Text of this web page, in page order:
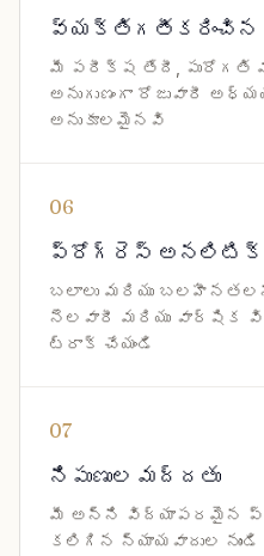
వ్యక్తిగతీకరించిన
మీ పరీక్ష తేదీ, పురోగతి
అనుగుణంగా రోజువారీ
అనుకూలమైనవి
06
ప్రోగ్రెస్
బలాలు మరియు
నెలవారీ మరియు వార్షిక
ట్రాక్ చేయండి
07
నిపుణుల మద్దతు
మీ అన్ని విద్యాపరమైన
కలిగిన న్యాయవాదుల